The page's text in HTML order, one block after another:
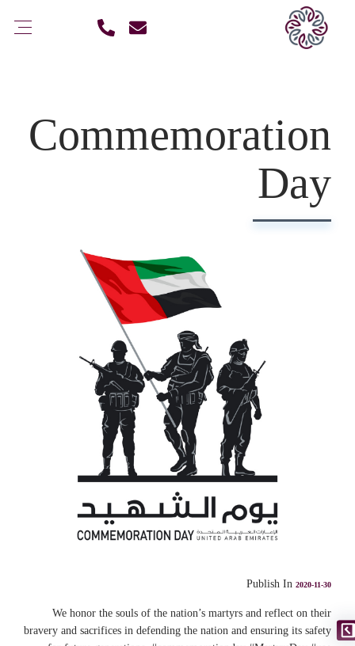
Commemoration
Day
Publish In 2020-11-30
We honor the souls of the nation’s martyrs and reflect on their
bravery and sacrifices in defending the nation and ensuring its safety